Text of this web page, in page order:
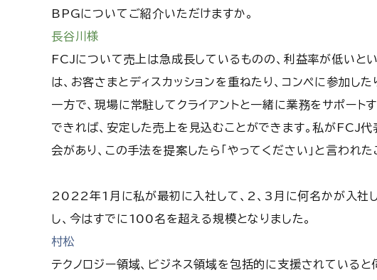
BPGについてご紹介いただけますか。
長谷川様
FCJについて売上は急成長しているものの、利益率が低いと
は、お客さまとディスカッションを重ねたり、コンペに参加した
一方で、現場に常駐してクライアントと一緒に業務をサポー
できれば、安定した売上を見込むことができます。私がFCJ
会があり、この手法を提案したら「やってください」と言われ
2022年1月に私が最初に入社して、2、3月に何名かが入社
し、今はすでに100名を超える規模となりました。
村松
テクノロジー領域、ビジネス領域を包括的に支援されていると